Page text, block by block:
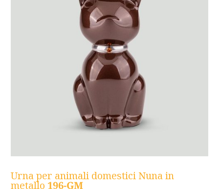
Urna per animali domestici Nuna in
metallo 196-GM